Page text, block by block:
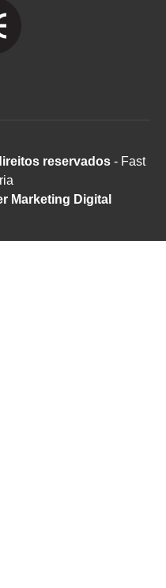
reservados- Fast
Marketing Digital